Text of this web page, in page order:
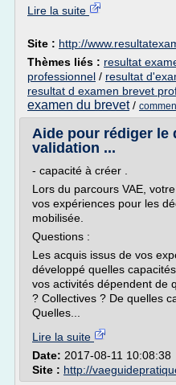
Lire la suite
Site : http://
Thèmes liés : resultat
professionnel / resultat
resultat d examen brevet
examen du brevet/
Aide pour rédiger le
validation ...
- capacité à créer .
Lors du parcours VAE,
vos expériences pour les
mobilisée.
Questions :
Les acquis issus de vos
développé quelles
vos activités dépendent de
? Collectives ? De quelles
Quelles...
Lire la suite
Date: 2017-08-11 10:08:38
Site : http://